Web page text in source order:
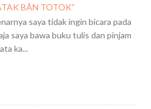
È
J
H
BÂN TOTOK”
saya tidak ingin bicara pada
saya bawa buku tulis dan pinjam
ka...